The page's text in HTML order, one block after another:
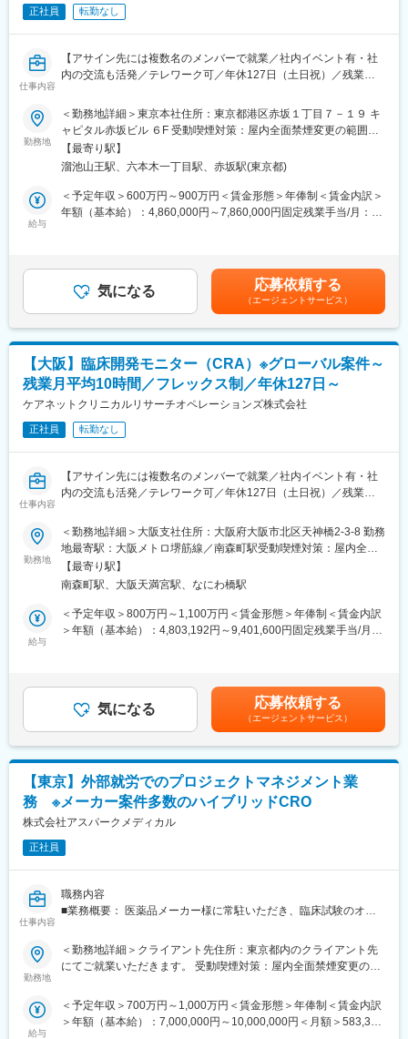
・現場の悩みを吸い上げ改善していく社風
・部長クラスの社員と月1回程度1on1を実施ており、業務の進捗
・製薬メーカー派遣等で経験を積むことができる
■就業環境
派遣の場合単価にも依りますが、概ね月6万円～程度の手当てが付
きます。
・働きやすい環境
フレックスタイム制の導入、テレワーク制度、残業月平均10時間
出張はアサインされたプロジェクトにより発生する可能性がござ
いますが、出張以外はテレワークができる環境です。
■当社について
2016年設立。創業メンバーは、これまでCROの分野で活躍し、豊
富な実績をもつプロフェッショナルたちです。2022年にケアネッ
トグループの傘下に入りました。これまで以上に製薬企業や医療
機関とのパイプが強くなり、グループ内での相乗効果を高めてま
いります。今後はグループ内の製薬企業（株式会社LinDo）の開
発部門を担い、メガファーマからの受託/派遣との二本柱でサービ
スを提供していく予定です。
正社員 転勤なし
仕事内容
【アサイン先には複数名のメンバーで就業／社内イベント有・社
内の交流も活発／テレワーク可／年休127日（土日祝）／残業月
■業務内容：
臨床開発モニターとして製薬・医療機器メーカーから受諾臨床開
発業務をお任せします。オンコロジー案件やグローバル案件もあ
り、キャリアアップとプライベート両立が可能なポジションで
す。
■担当案件：
ケアネット社の紹介による受託または製薬メーカー派遣が中心で
す
■サポート体制：
チームで案件に入っており、ベテランもいるためしっかりフォロ
ーを受けながら働ける環境です。また部長クラスの社員と月1回程
・受諾型案件をマネジメントできる人材へと成長できる環境を用
意
・ボトムアップ型の社風、社長も現場に入ることがあるほど現場
・現場の悩みを吸い上げ改善していく社風
・部長クラスの社員と月1回程度1on1を実施ており、業務の進捗
・製薬メーカー派遣等で経験を積むことができる
■就業環境
派遣の場合単価にも依りますが、概ね月6万円～程度の手当てが付
きます。
・働きやすい環境
フレックスタイム制の導入、テレワーク制度、残業月平均10時間
出張はアサインされたプロジェクトにより発生する可能性がござ
いますが、出張以外はテレワークができる環境です。
■当社について
2016年設立。創業メンバーは、これまでCROの分野で活躍し、豊
富な実績をもつプロフェッショナルたちです。2022年にケアネッ
トグループの傘下に入りました。これまで以上に製薬企業や医療
機関とのパイプが強くなり、グループ内での相乗効果を高めてま
いります。今後はグループ内の製薬企業（株式会社LinDo）の開
発部門を担い、メガファーマからの受託/派遣との二本柱でサービ
スを提供していく予定です。
勤務地
＜勤務地詳細＞東京本社住所：東京都港区赤坂１丁目７－１９ キ
ャピタル赤坂ビル ６F 受動喫煙対策：屋内全面禁煙変更の範囲：
会社の定める事業所
【最寄り駅】
溜池山王駅、六本木一丁目駅、赤坂駅(東京都)
給与
＜予定年収＞600万円～900万円＜賃金形態＞年俸制＜賃金内訳＞
年額（基本給）：4,860,000円～7,860,000円固定残業手当/月：
給：年1回／4月（1年間の成果に基づき決定）■賞与：会社業績に
より決算賞与支給の場合あり賃金はあくまでも目安の金額であ
り、選考を通じて上下する可能性があります。月給(月額)は固定手
当を含めた表記です。
気になる 応募依頼する
（エージェントサービス）
【大阪】臨床開発モニター（CRA）※グローバル案件～
残業月平均10時間／フレックス制／年休127日～
ケアネットクリニカルリサーチオペレーションズ株式会社
正社員 転勤なし
仕事内容
【アサイン先には複数名のメンバーで就業／社内イベント有・社
内の交流も活発／テレワーク可／年休127日（土日祝）／残業月
■業務内容：
臨床開発モニターとして製薬・医療機器メーカーから受諾臨床開
発業務をお任せします。オンコロジー案件やグローバル案件もあ
り、キャリアアップとプライベート両立が可能なポジションで
す。
■担当案件：
ケアネット社の紹介による受託または製薬メーカー派遣が中心で
■サポート体制：
チームで案件に入っており、ベテランもいるためしっかりフォロ
ーを受けながら働ける環境です。また部長クラスの社員と月1回程
・受諾型案件をマネジメントできる人材へと成長できる環境を用
意
・ボトムアップ型の社風、社長も現場に入ることがあるほど現場
・現場の悩みを吸い上げ改善していく社風
・部長クラスの社員と月1回程度1on1を実施ており、業務の進捗
・製薬メーカー派遣等で経験を積むことができる
■就業環境
派遣の場合単価にも依りますが、概ね月6万円～程度の手当てが付
きます。
フレックスタイム制の導入、テレワーク制度、残業月平均10時間
等、長期的に働きやすい環境が整っています。
勤務地
＜勤務地詳細＞大阪支社住所：大阪府大阪市北区天神橋2-3-8 勤務
地最寄駅：大阪メトロ堺筋線／南森町駅受動喫煙対策：屋内全面
禁煙変更の範囲：会社の定める事業所
【最寄り駅】
南森町駅、大阪天満宮駅、なにわ橋駅
給与
＜予定年収＞800万円～1,100万円＜賃金形態＞年俸制＜賃金内訳
＞年額（基本給）：4,803,192円～9,401,600円固定残業手当/月：
昇給：年1回／4月（1年間の成果に基づき決定）■賞与：会社業績
により決算賞与支給の場合あり賃金はあくまでも目安の金額であ
り、選考を通じて上下する可能性があります。月給(月額)は固定手
当を含めた表記です。
気になる 応募依頼する
（エージェントサービス）
【東京】外部就労でのプロジェクトマネジメント業
務 ※メーカー案件多数のハイブリッドCRO
株式会社アスパークメディカル
正社員
仕事内容
職務内容
■業務概要： 医薬品メーカー様に常駐いただき、臨床試験のオペ
■具体的な業務内容 ：
・治験実施医療機関における治験実施状況の確認や、委託先の管
・施設での治験実施管理、症例登録の促進、CROマネジメント、
リスクマネジメント
勤務地
＜勤務地詳細＞クライアント先住所：東京都内のクライアント先
にてご就業いただきます。 受動喫煙対策：屋内全面禁煙変更の範
給与
＜予定年収＞700万円～1,000万円＜賃金形態＞年俸制＜賃金内訳
＞年額（基本給）：7,000,000円～10,000,000円＜月額＞583,333